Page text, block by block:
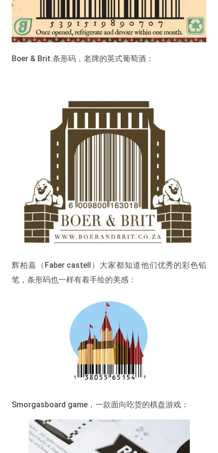
Boer & Brit.条形码，老牌的英式葡萄酒：
辉柏嘉（Faber castell）大家都知道他们优秀的彩色铅
笔，条形码也一样有着手绘的美感：
Smorgasboard game，一款面向吃货的棋盘游戏：